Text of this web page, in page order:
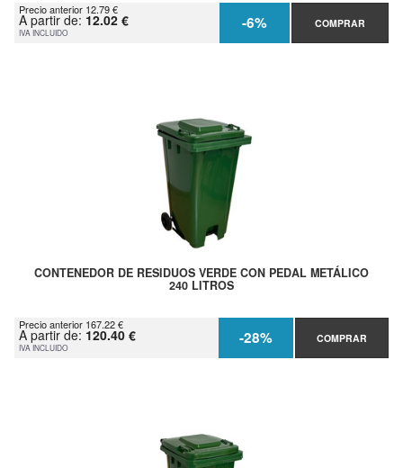
Precio anterior 12.79 €
A partir de: 12.02 €
IVA INCLUIDO -6% COMPRAR
CONTENEDOR DE RESIDUOS VERDE CON PEDAL METÁLICO
240 LITROS
Precio anterior 167.22 €
A partir de: 120.40 €
IVA INCLUIDO -28% COMPRAR